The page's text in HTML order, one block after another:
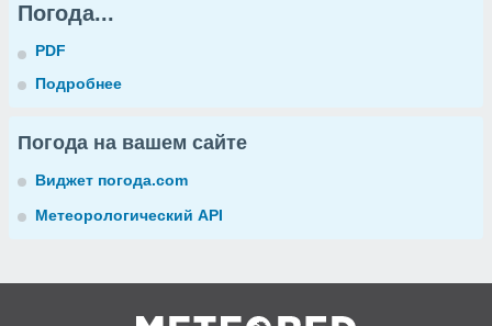
Погода...
PDF
Подробнее
Погода на вашем сайте
Виджет погода.com
Метеорологический API